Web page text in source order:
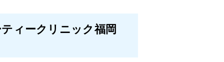
ィークリニック福岡